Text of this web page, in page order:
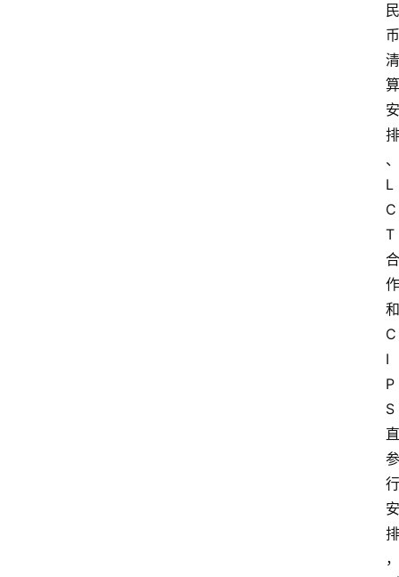
民
币
清
算
安
排
、
L
C
T
合
作
和
C
I
P
S
直
参
行
安
排
，